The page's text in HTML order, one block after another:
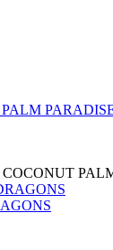
COCONUT